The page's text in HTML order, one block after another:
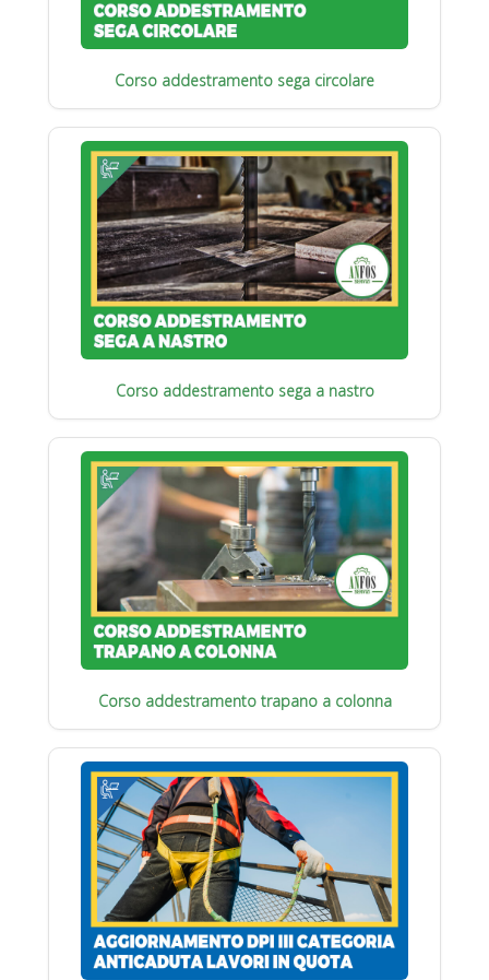
Corso addestramento sega circolare
Corso addestramento sega a nastro
Corso addestramento trapano a colonna